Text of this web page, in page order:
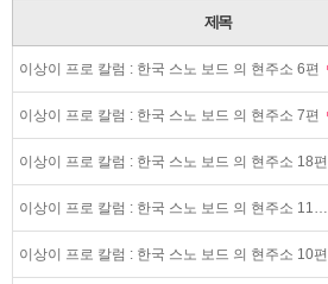
제목
이상이 프로 칼럼 : 한국 스노 보드 의 현주소 6편
이상이 프로 칼럼 : 한국 스노 보드 의 현주소 7편
이상이 프로 칼럼 : 한국 스노 보드 의 현주소 18편
이상이 프로 칼럼 : 한국 스노 보드 의 현주소 11…
이상이 프로 칼럼 : 한국 스노 보드 의 현주소 10편